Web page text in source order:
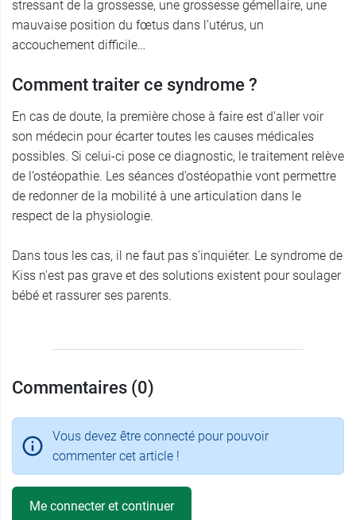
stressant de la grossesse, une grossesse gémellaire, une
mauvaise position du fœtus dans l’utérus, un
accouchement difficile…
Comment traiter ce syndrome ?
En cas de doute, la première chose à faire est d’aller voir
son médecin pour écarter toutes les causes médicales
possibles. Si celui-ci pose ce diagnostic, le traitement relève
de l’ostéopathie. Les séances d’ostéopathie vont permettre
de redonner de la mobilité à une articulation dans le
respect de la physiologie.
Dans tous les cas, il ne faut pas s'inquiéter. Le syndrome de
Kiss n'est pas grave et des solutions existent pour soulager
bébé et rassurer ses parents.
Commentaires (0)
Vous devez être connecté pour pouvoir
commenter cet article !
Me connecter et continuer